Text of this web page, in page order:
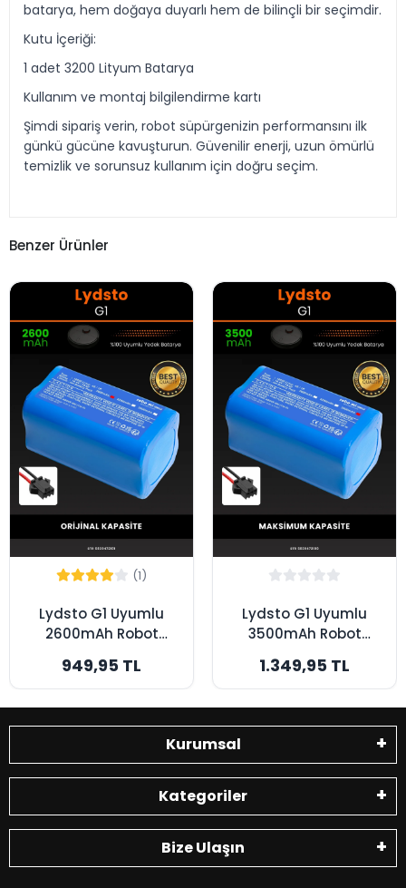
batarya, hem doğaya duyarlı hem de bilinçli bir seçimdir.
Kutu İçeriği:
1 adet 3200 Lityum Batarya
Kullanım ve montaj bilgilendirme kartı
Şimdi sipariş verin, robot süpürgenizin performansını ilk
günkü gücüne kavuşturun. Güvenilir enerji, uzun ömürlü
temizlik ve sorunsuz kullanım için doğru seçim.
Benzer Ürünler
(1)
Lydsto G1 Uyumlu
2600mAh Robot
Orijinal Kapasite
949,95 TL
Lydsto G1 Uyumlu
3500mAh Robot
Maksimum Kapasite
1.349,95 TL
Kurumsal
Kategoriler
Bize Ulaşın